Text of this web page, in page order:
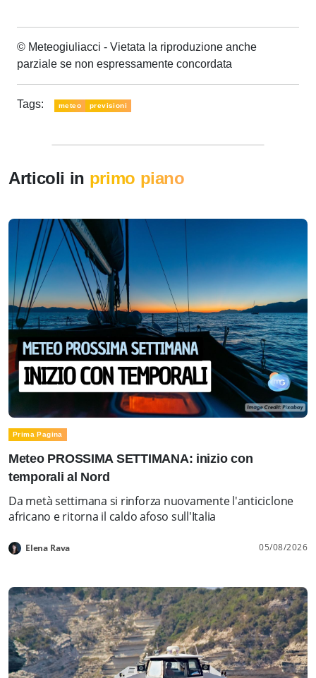
© Meteogiuliacci - Vietata la riproduzione anche
parziale se non espressamente concordata
Tags: meteo previsioni
Articoli in primo piano
Prima Pagina
Meteo PROSSIMA SETTIMANA: inizio con
temporali al Nord
Da metà settimana si rinforza nuovamente l'anticiclone
africano e ritorna il caldo afoso sull'Italia
Elena Rava 05/08/2026